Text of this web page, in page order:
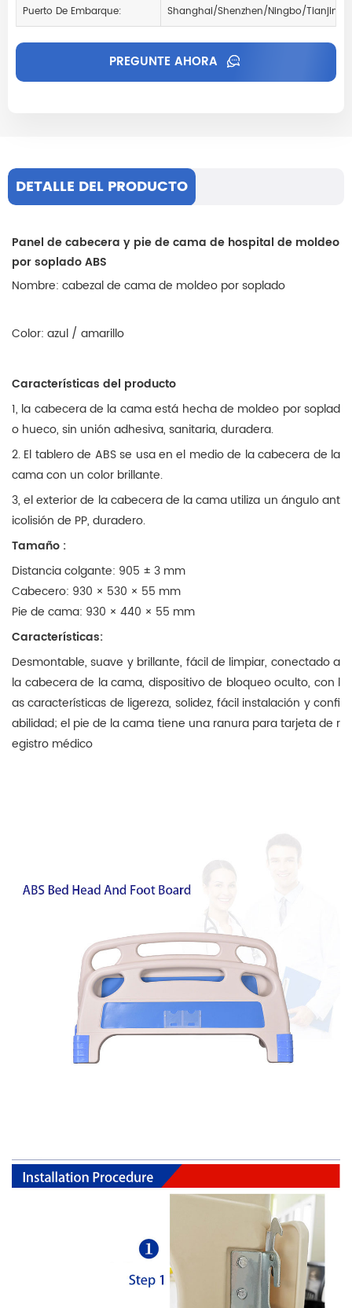
Puerto De Embarque:
Shanghai/Shenzhen/Ningbo/Tianjin
PREGUNTE AHORA
DETALLE DEL PRODUCTO
Panel de cabecera y pie de cama de hospital de moldeo
por soplado ABS
Nombre: cabezal de cama de moldeo por soplado
Color: azul / amarillo
Características del producto
1, la cabecera de la cama está hecha de moldeo por soplad
o hueco, sin unión adhesiva, sanitaria, duradera.
2. El tablero de ABS se usa en el medio de la cabecera de la
cama con un color brillante.
3, el exterior de la cabecera de la cama utiliza un ángulo ant
icolisión de PP, duradero.
Tamaño :
Distancia colgante: 905 ± 3 mm
Cabecero: 930 × 530 × 55 mm
Pie de cama: 930 × 440 × 55 mm
Características:
Desmontable, suave y brillante, fácil de limpiar, conectado a
la cabecera de la cama, dispositivo de bloqueo oculto, con l
as características de ligereza, solidez, fácil instalación y confi
abilidad; el pie de la cama tiene una ranura para tarjeta de r
egistro médico